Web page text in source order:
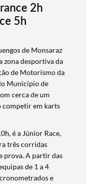
2h
5h
de Monsaraz
zona desportiva da
de Motorismo da
Município de
cerca de um
competir em karts
é a Júnior Race,
três corridas
prova. A partir das
de 1 a 4
e